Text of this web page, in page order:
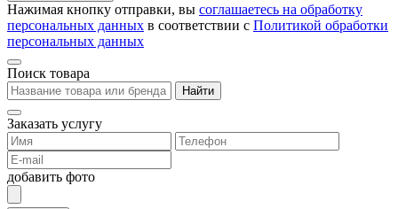
Нажимая кнопку отправки, вы соглашаетесь на обработку
персональных данных в соответствии с Политикой обработки
персональных данных
Поиск товара
Найти
Заказать услугу
добавить фото